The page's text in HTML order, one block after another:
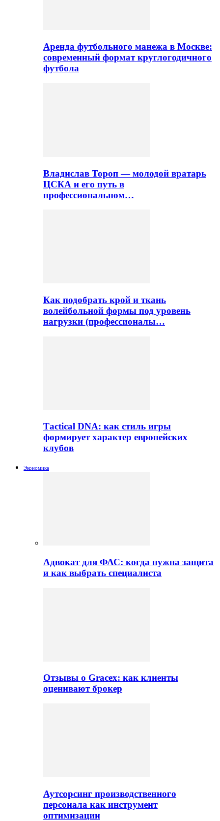
Аренда футбольного манежа в Москве:
современный формат круглогодичного
футбола
Владислав Тороп — молодой вратарь
ЦСКА и его путь в
профессиональном…
Как подобрать крой и ткань
волейбольной формы под уровень
нагрузки (профессионалы…
Тactical DNA: как стиль игры
формирует характер европейских
клубов
Экономика
Адвокат для ФАС: когда нужна защита
и как выбрать специалиста
Отзывы о Gracex: как клиенты
оценивают брокер
Аутсорсинг производственного
персонала как инструмент
оптимизации